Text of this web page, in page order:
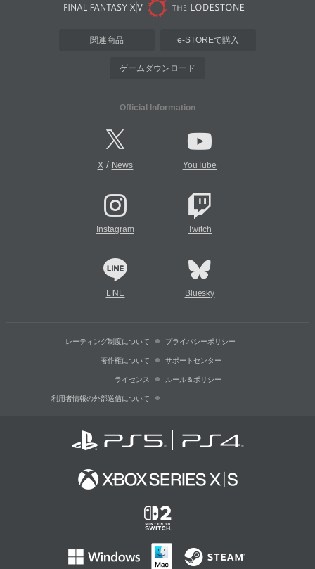
関連商品 e-STOREで購入
ゲームダウンロード
Official Information
X/ News YouTube
Instagram Twitch
LINE Bluesky
レーティング制度について プライバシーポリシー
著作権について サポートセンター
ライセンス ルール＆ポリシー
利用者情報の外部送信について